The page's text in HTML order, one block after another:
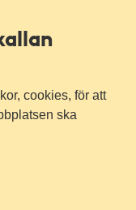
cookies, för att
ska